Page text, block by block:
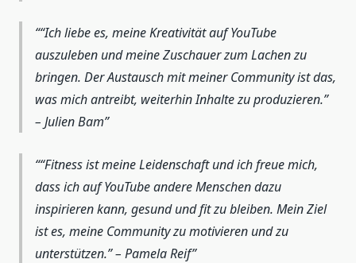
“Ich liebe es, meine Kreativität auf YouTube
auszuleben und meine Zuschauer zum Lachen zu
bringen. Der Austausch mit meiner Community ist das,
was mich antreibt, weiterhin Inhalte zu produzieren.”
– Julien Bam
“Fitness ist meine Leidenschaft und ich freue mich,
dass ich auf YouTube andere Menschen dazu
inspirieren kann, gesund und fit zu bleiben. Mein Ziel
ist es, meine Community zu motivieren und zu
unterstützen.” – Pamela Reif